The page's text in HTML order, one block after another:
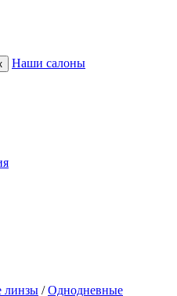
Наши салоны
линзы /Однодневные